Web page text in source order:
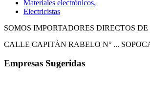
Materiales electrónicos,
Electricistas
SOMOS IMPORTADORES DIRECTOS
CALLE CAPITÁN RABELO N° ...
Empresas Sugeridas